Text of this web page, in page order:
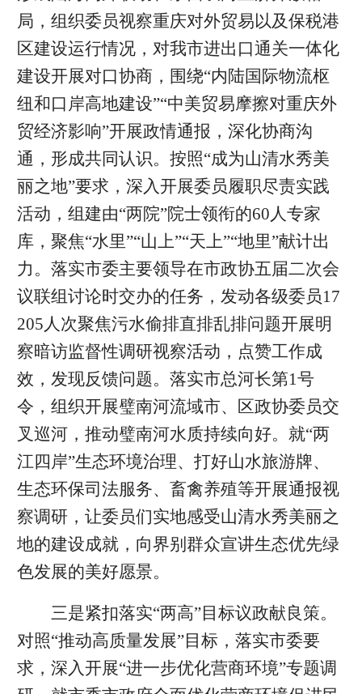
局，组织委员视察重庆对外贸易以及保税港
区建设运行情况，对我市进出口通关一体化
建设开展对口协商，围绕“内陆国际物流枢
纽和口岸高地建设”“中美贸易摩擦对重庆外
贸经济影响”开展政情通报，深化协商沟
通，形成共同认识。按照“成为山清水秀美
丽之地”要求，深入开展委员履职尽责实践
活动，组建由“两院”院士领衔的60人专家
库，聚焦“水里”“山上”“天上”“地里”献计出
力。落实市委主要领导在市政协五届二次会
议联组讨论时交办的任务，发动各级委员17
205人次聚焦污水偷排直排乱排问题开展明
察暗访监督性调研视察活动，点赞工作成
效，发现反馈问题。落实市总河长第1号
令，组织开展璧南河流域市、区政协委员交
叉巡河，推动璧南河水质持续向好。就“两
江四岸”生态环境治理、打好山水旅游牌、
生态环保司法服务、畜禽养殖等开展通报视
察调研，让委员们实地感受山清水秀美丽之
地的建设成就，向界别群众宣讲生态优先绿
色发展的美好愿景。
三是紧扣落实“两高”目标议政献良策。
对照“推动高质量发展”目标，落实市委要
求，深入开展“进一步优化营商环境”专题调